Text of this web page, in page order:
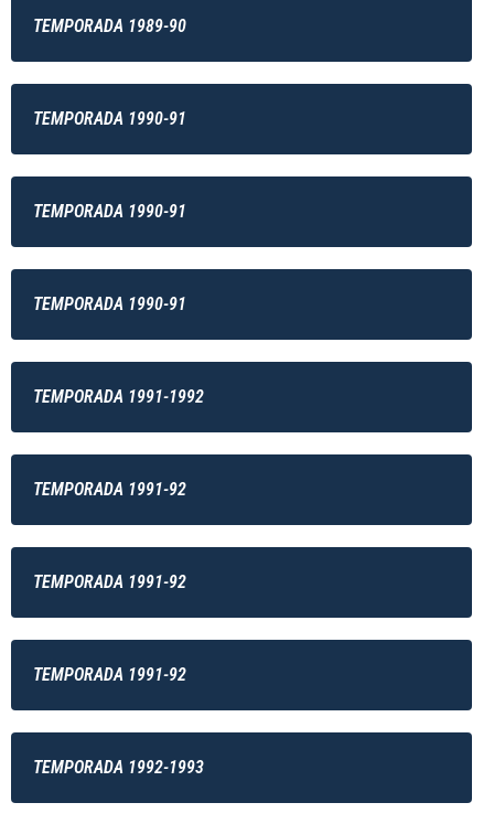
TEMPORADA 1989-90
TEMPORADA 1990-91
TEMPORADA 1990-91
TEMPORADA 1990-91
TEMPORADA 1991-1992
TEMPORADA 1991-92
TEMPORADA 1991-92
TEMPORADA 1991-92
TEMPORADA 1992-1993